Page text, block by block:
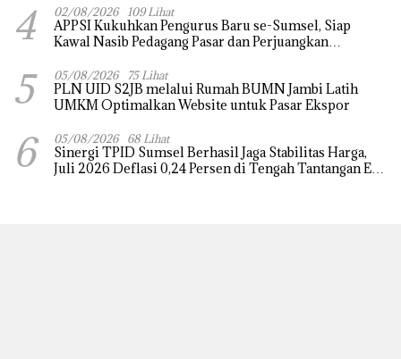
2026
4 02/08/2026 109 Lihat
APPSI Kukuhkan Pengurus Baru se-Sumsel, Siap
Kawal Nasib Pedagang Pasar dan Perjuangkan
5 05/08/2026 75 Lihat
PLN UID S2JB melalui Rumah BUMN Jambi Latih
UMKM Optimalkan Website untuk Pasar Ekspor
6 05/08/2026 68 Lihat
Sinergi TPID Sumsel Berhasil Jaga Stabilitas Harga,
Juli 2026 Deflasi 0,24 Persen di Tengah Tantangan El